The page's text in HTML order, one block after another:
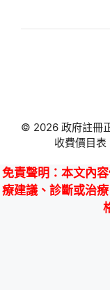
© 2026 政府註冊
收費價目表
免責聲明 ：本文內
療建議、診斷或治